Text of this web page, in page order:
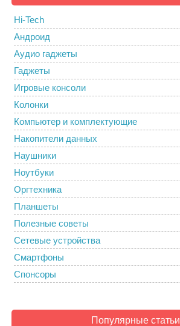
Hi-Tech
Андроид
Аудио гаджеты
Гаджеты
Игровые консоли
Колонки
Компьютер и комплектующие
Накопители данных
Наушники
Ноутбуки
Оргтехника
Планшеты
Полезные советы
Сетевые устройства
Смартфоны
Спонсоры
Популярные статьи